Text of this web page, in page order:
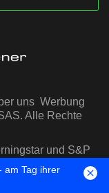
uns Werbung
Alle Rechte
und S&P
am Tag ihrer